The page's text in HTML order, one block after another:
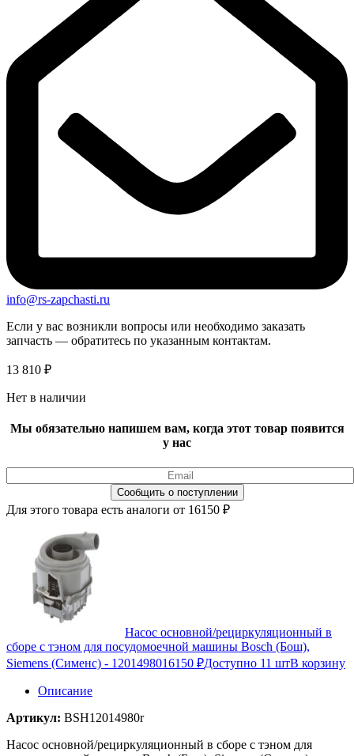
info@rs-zapchasti.ru
Если у вас возникли вопросы или необходимо заказать
запчасть — обратитесь по указанным контактам.
13 810 ₽
Нет в наличии
Мы обязательно напишем вам, когда этот товар появится
у нас
Для этого товара есть аналоги от 16150 ₽
Насос основной/рециркуляционный в
сборе с тэном для посудомоечной машины Bosch (Бош),
Siemens (Сименс) - 1201498016150 ₽Доступно 11 штВ корзину
Описание
Артикул: BSH12014980r
Насос основной/рециркуляционный в сборе с тэном для